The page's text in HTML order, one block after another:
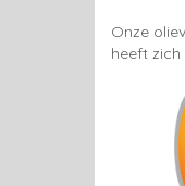
Onze
heeft